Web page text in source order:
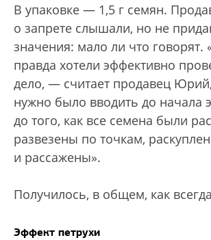
В упаковке — 1,5 г семян.
о запрете слышали, но не
значения: мало ли что говорят.
правда хотели эффективно
дело, — считает продавец
нужно было вводить до начала
до того, как все семена были
развезены по точкам,
и рассажены».
Получилось, в общем, как
Эффект петрухи